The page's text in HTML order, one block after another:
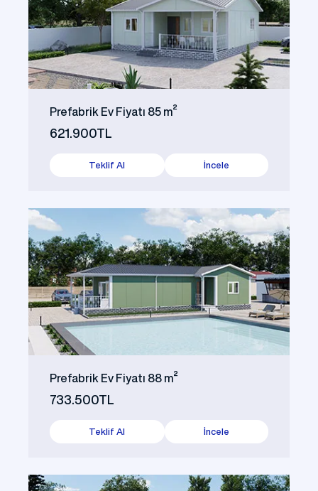
Prefabrik Ev Fiyatı 85 m²
621.900TL
Teklif Al İncele
Prefabrik Ev Fiyatı 88 m²
733.500TL
Teklif Al İncele